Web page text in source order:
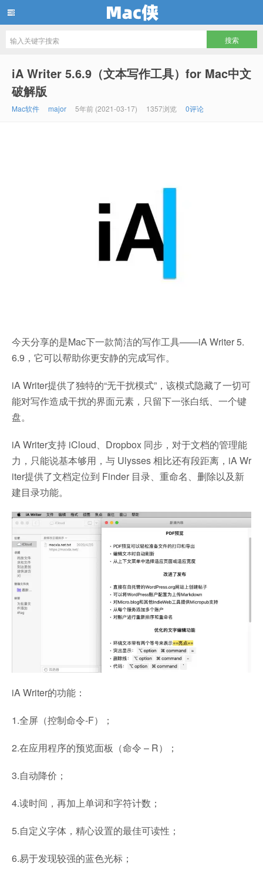
iA Writer 5.6.9（文本写作工具）for Mac中文
破解版
Mac软件 major 5年前 (2021-03-17) 1357浏览 0评论
今天分享的是Mac下一款简洁的写作工具——iA Writer 5.
6.9，它可以帮助你更安静的完成写作。
iA Writer提供了独特的“无干扰模式”，该模式隐藏了一切可
能对写作造成干扰的界面元素，只留下一张白纸、一个键
盘。
iA Writer支持 iCloud、Dropbox 同步，对于文档的管理能
力，只能说基本够用，与 Ulysses 相比还有段距离，iA Wr
iter提供了文档定位到 Finder 目录、重命名、删除以及新
建目录功能。
iA Writer的功能：
1.全屏（控制命令-F）；
2.在应用程序的预览面板（命令 – R）；
3.自动降价；
4.读时间，再加上单词和字符计数；
5.自定义字体，精心设置的最佳可读性；
6.易于发现较强的蓝色光标；